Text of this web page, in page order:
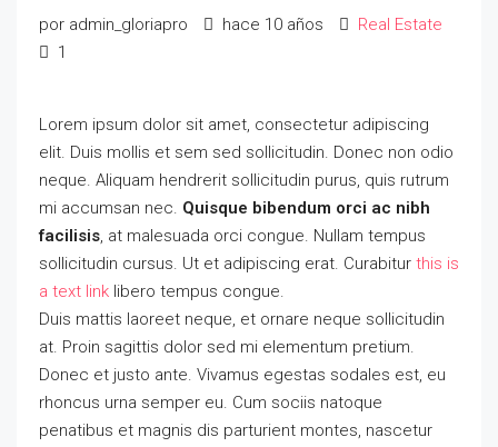
por admin_gloriapro hace 10 años
Real Estate
1
Lorem ipsum dolor sit amet, consectetur adipiscing
elit. Duis mollis et sem sed sollicitudin. Donec non odio
neque. Aliquam hendrerit sollicitudin purus, quis rutrum
mi accumsan nec. Quisque bibendum orci ac nibh
facilisis, at malesuada orci congue. Nullam tempus
sollicitudin cursus. Ut et adipiscing erat. Curabitur this is
a text link libero tempus congue.
Duis mattis laoreet neque, et ornare neque sollicitudin
at. Proin sagittis dolor sed mi elementum pretium.
Donec et justo ante. Vivamus egestas sodales est, eu
rhoncus urna semper eu. Cum sociis natoque
penatibus et magnis dis parturient montes, nascetur